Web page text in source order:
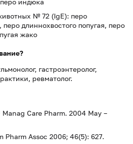
индюка
№ 72 (IgE): перо
перо длиннохвостого попугая, перо
жако
гастроэнтеролог,
ревматолог.
Care Pharm. 2004 May –
Pharm Assoc 2006; 46(5): 627.